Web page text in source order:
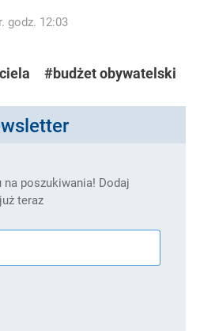
godz. 12:03
#budżet obywatelski
na poszukiwania! Dodaj
teraz